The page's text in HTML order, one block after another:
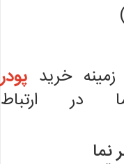
خرید پودر
ارتباط